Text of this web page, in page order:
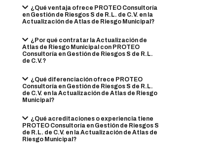
¿Qué ventaja ofrece PROTEO Consultoría
en Gestión de Riesgos S de R.L. de C.V. en la
Actualización de Atlas de Riesgo Municipal?
¿Por qué contratar la Actualización de
Atlas de Riesgo Municipal con PROTEO
Consultoría en Gestión de Riesgos S de R.L.
de C.V.?
¿Qué diferenciación ofrece PROTEO
Consultoría en Gestión de Riesgos S de R.L.
de C.V. en la Actualización de Atlas de Riesgo
Municipal?
¿Qué acreditaciones o experiencia tiene
PROTEO Consultoría en Gestión de Riesgos S
de R.L. de C.V. en la Actualización de Atlas de
Riesgo Municipal?